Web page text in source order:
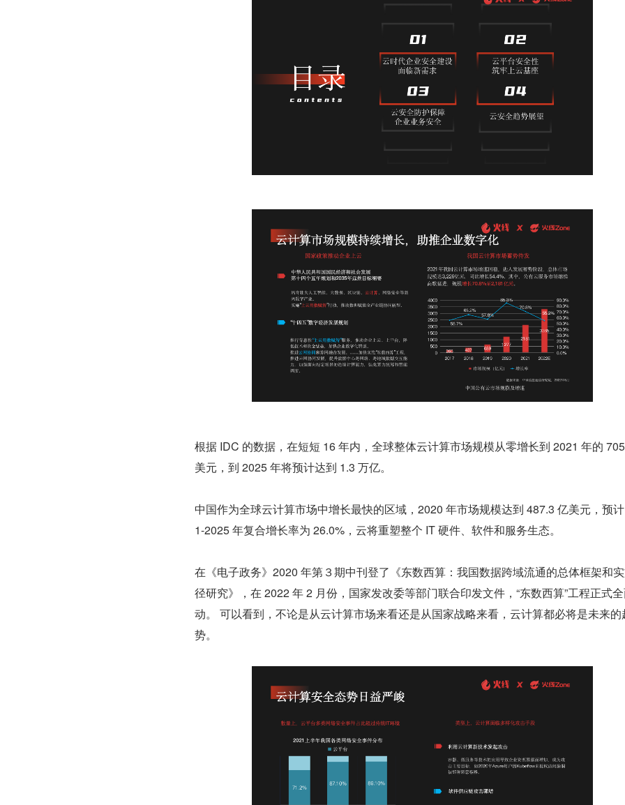
根据 IDC 的数据，在短短 16 年内，全球整体云计算市场规模从零增长到 2021 年的
美元，到 2025 年将预计达到 1.3 万亿。
中国作为全球云计算市场中增长最快的区域，2020 年市场规模达到 487.3 亿美元，预
1-2025 年复合增长率为 26.0%，云将重塑整个 IT 硬件、软件和服务生态。
在《电子政务》2020 年第３期中刊登了《东数西算：我国数据跨域流通的总体框架和
径研究》，在 2022 年 2 月份，国家发改委等部门联合印发文件，“东数西算”工程正式
动。 可以看到，不论是从云计算市场来看还是从国家战略来看，云计算都必将是未来的
势。